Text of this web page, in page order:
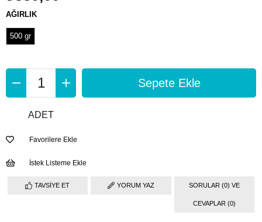
AĞIRLIK
500 gr
ADET
Favorilere Ekle
İstek Listeme Ekle
TAVSIYE ET YORUM YAZ SORULAR (0) VE
CEVAPLAR (0)